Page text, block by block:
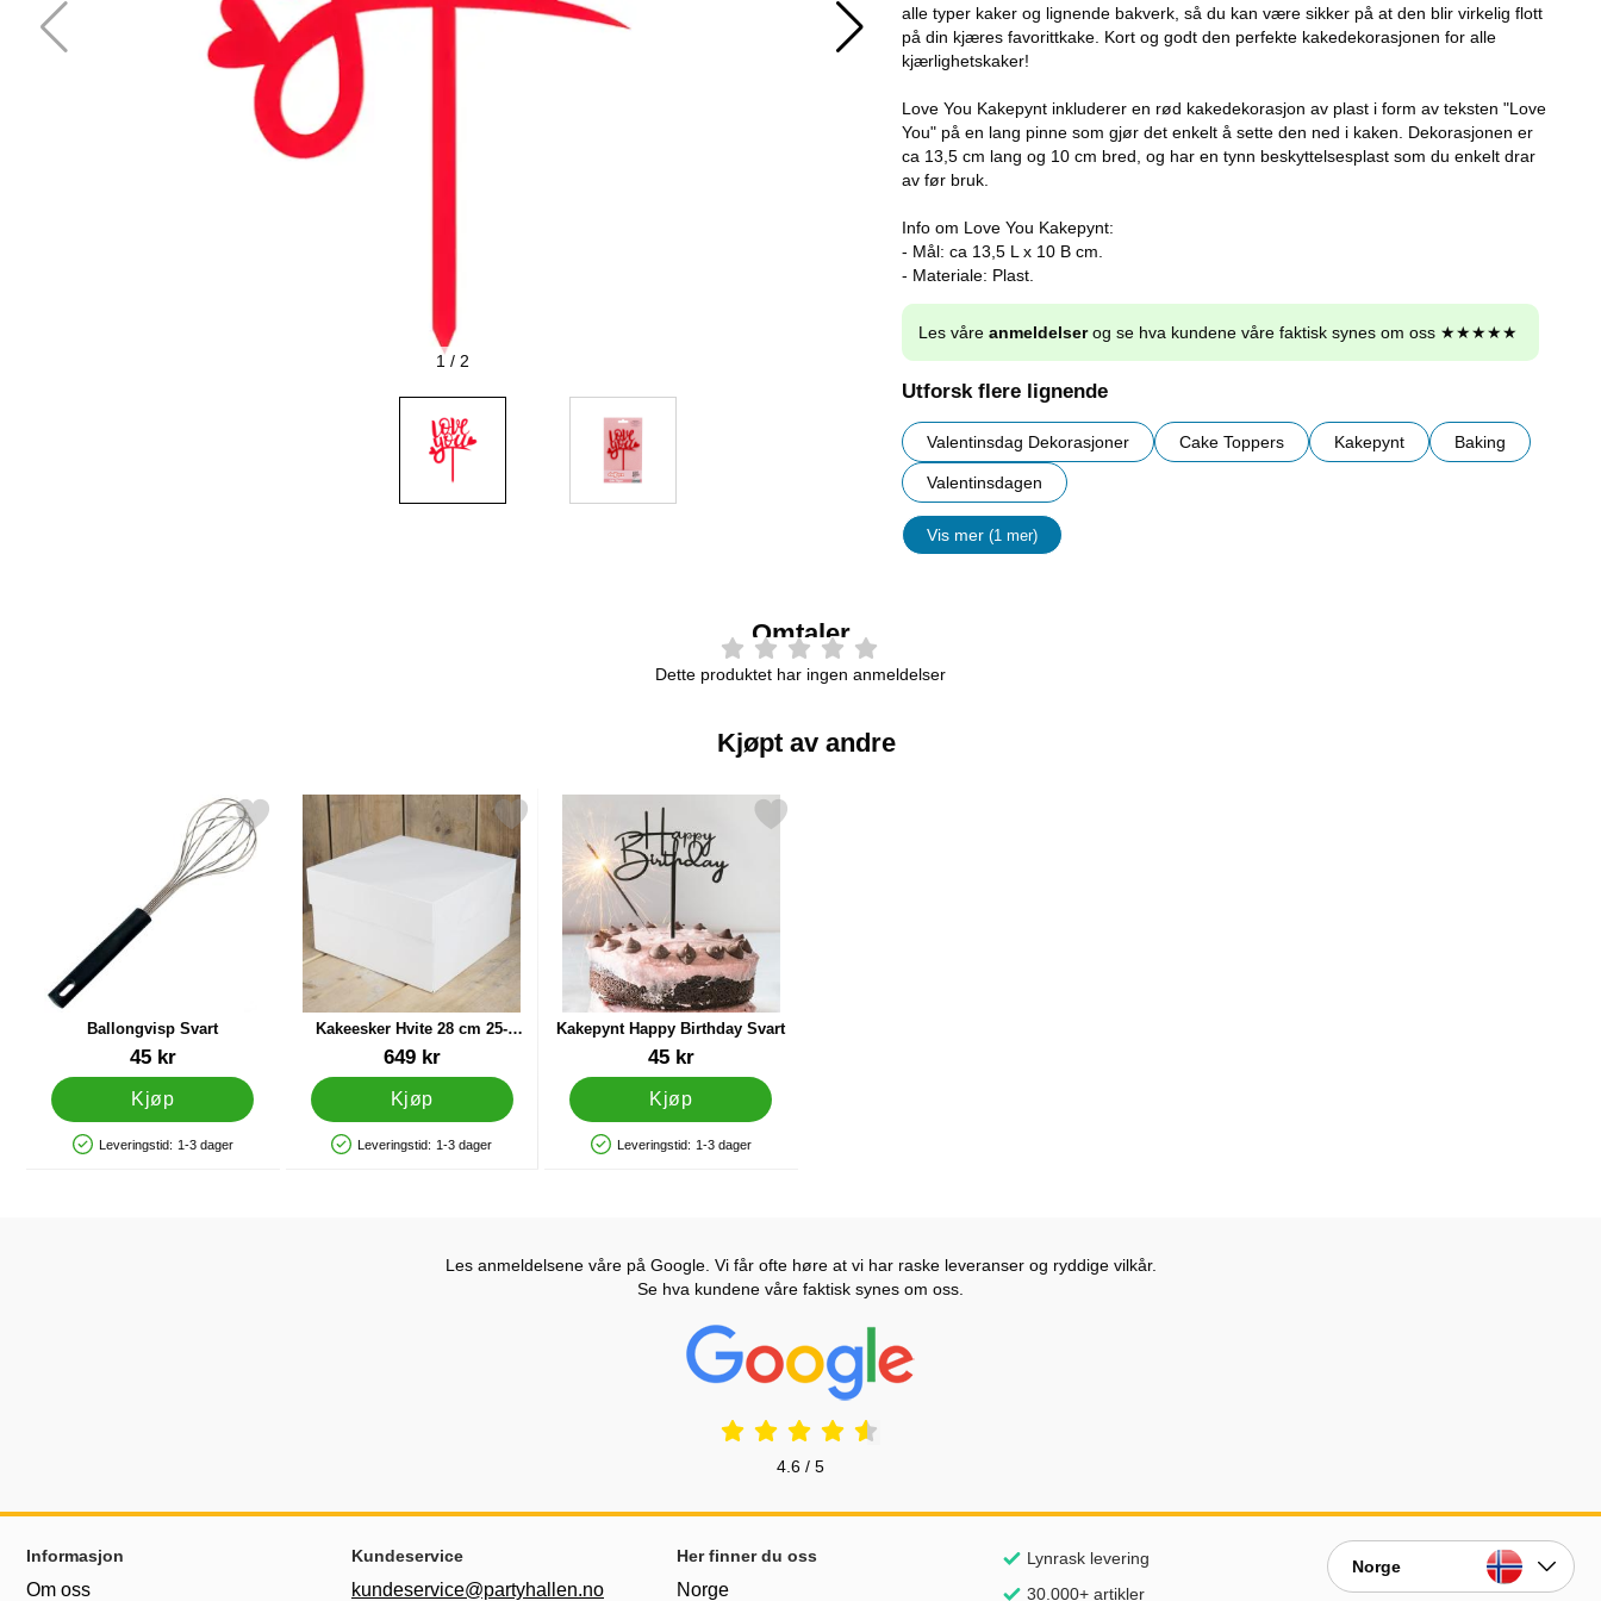
1 / 2
alle typer kaker og lignende bakverk, så du kan være sikker på at den blir virkelig flott
på din kjæres favorittkake. Kort og godt den perfekte kakedekorasjonen for alle
kjærlighetskaker!
Love You Kakepynt inkluderer en rød kakedekorasjon av plast i form av teksten "Love
You" på en lang pinne som gjør det enkelt å sette den ned i kaken. Dekorasjonen er
ca 13,5 cm lang og 10 cm bred, og har en tynn beskyttelsesplast som du enkelt drar
av før bruk.
Info om Love You Kakepynt:
- Mål: ca 13,5 L x 10 B cm.
- Materiale: Plast.
Les våre anmeldelserog se hva kundene våre faktisk synes om oss ★★★★★
Utforsk flere lignende
Valentinsdag Dekorasjoner Cake Toppers Kakepynt Baking
Valentinsdagen
Vis mer (1 mer)
egenskaper
Omtaler
Dette produktet har ingen anmeldelser
Kjøpt av andre
Ballongvisp Svart
Varenummer 84872
45 kr
Kjøp
Produkttilgjengelighet: På lager
Leveringstid: 1-3 dager
Merk ballongvisp Svart som favoritt
Kakeesker Hvite 28 cm 25-
pakning
Varenummer 17364
649 kr
Kjøp
Produkttilgjengelighet: På lager
Leveringstid: 1-3 dager
Merk kakeesker Hvite 28 cm 25-pakning som favoritt
Kakepynt Happy Birthday Svart
Varenummer 41129
45 kr
Kjøp
Produkttilgjengelighet: På lager
Leveringstid: 1-3 dager
Merk kakepynt Happy Birthday Svart som favoritt
Les anmeldelsene våre på Google. Vi får ofte høre at vi har raske leveranser og ryddige vilkår.
Se hva kundene våre faktisk synes om oss.
Prisjakt Vurdering: 4.6 Stjerne
4.6 / 5
Footer-innhold Blandet informasjon og lenker
Informasjon
Om oss
Kundeservice
kundeservice@partyhallen.no
Her finner du oss
Norge
Lynrask levering
30.000+ artikler
Norge